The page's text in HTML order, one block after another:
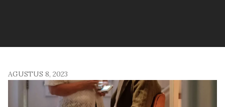
AGUSTUS 8, 2023